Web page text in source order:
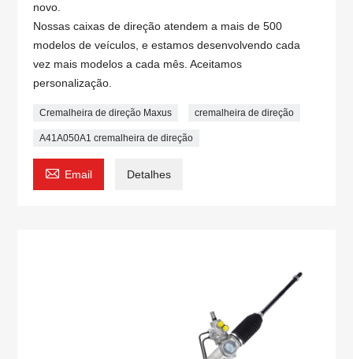
novo.
Nossas caixas de direção atendem a mais de 500
modelos de veículos, e estamos desenvolvendo cada
vez mais modelos a cada mês. Aceitamos
personalização.
Cremalheira de direção Maxus cremalheira de direção
A41A050A1 cremalheira de direção
 Email Detalhes